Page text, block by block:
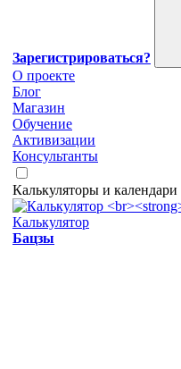
Зарегистрироваться?
О проекте
Блог
Магазин
Обучение
Активизации
Консультанты
Калькуляторы и календари
Калькулятор
Бацзы